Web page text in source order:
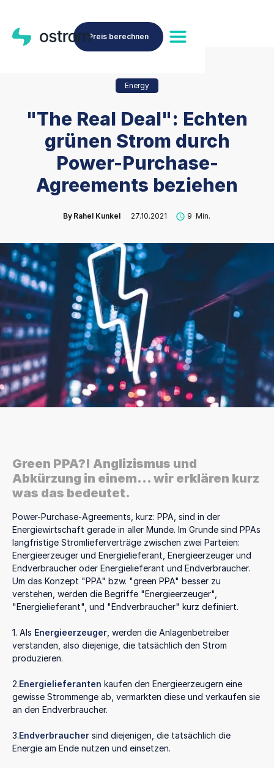
Preis berechnen
Energy
"The Real Deal": Echten
grünen Strom durch
Power-Purchase-
Agreements beziehen
By Rahel Kunkel 27.10.2021 9 Min.
Green PPA?! Anglizismus und
Abkürzung in einem... wir erklären kurz
was das bedeutet.
Power-Purchase-Agreements, kurz: PPA, sind in der
Energiewirtschaft gerade in aller Munde. Im Grunde sind PPAs
langfristige Stromlieferverträge zwischen zwei Parteien:
Energieerzeuger und Energielieferant, Energieerzeuger und
Endverbraucher oder Energielieferant und Endverbraucher.
Um das Konzept "PPA" bzw. "green PPA" besser zu
verstehen, werden die Begriffe "Energieerzeuger",
"Energielieferant", und "Endverbraucher" kurz definiert.
1. Als Energieerzeuger , werden die Anlagenbetreiber
verstanden, also diejenige, die tatsächlich den Strom
produzieren.
2.Energielieferanten kaufen den Energieerzeugern eine
gewisse Strommenge ab, vermarkten diese und verkaufen sie
an den Endverbraucher.
3.Endverbraucher sind diejenigen, die tatsächlich die
Energie am Ende nutzen und einsetzen.